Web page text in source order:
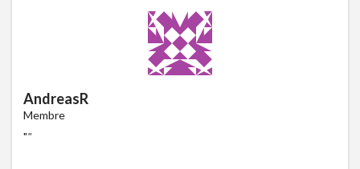
AndreasR
Membre
""